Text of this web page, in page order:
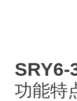
SRY6-
功能特